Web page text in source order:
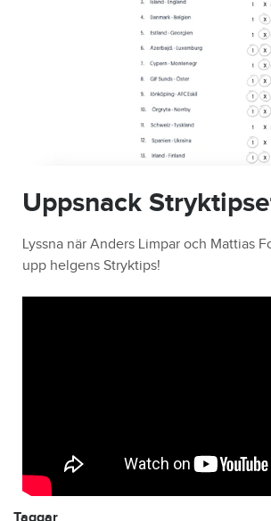
Uppsnack
Lyssna när Anders Limpar och Mattias
upp helgens Stryktips!